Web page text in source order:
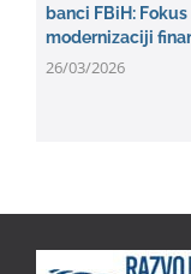
banci FBiH:
modernizaciji
26/03/2026